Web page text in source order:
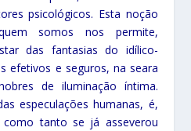
psicológicos. Esta noção
somos nos permite,
das fantasias do idílico-
efetivos e seguros, na seara
de iluminação íntima.
especulações humanas, é,
como tanto se já asseverou